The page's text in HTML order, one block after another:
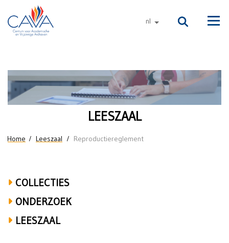
Naar de inhoud
nl andere talen
Reproductiereglement
LEESZAAL
U bent hier
Home Leeszaal Reproductiereglement
COLLECTIES
ONDERZOEK
LEESZAAL